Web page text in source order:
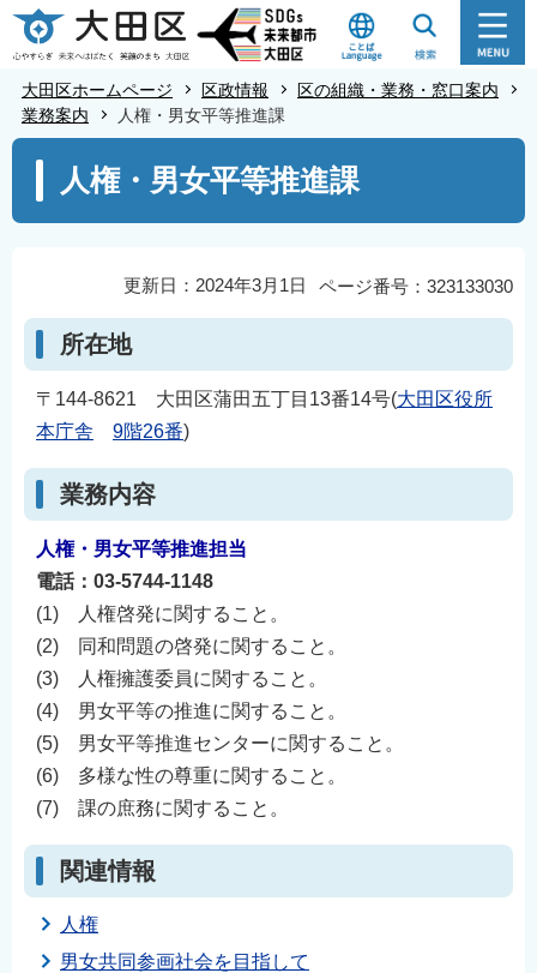
こ
の
ジ
大田区ホームページ 区政情報
区の組織・業務・窓口案内
業務案内
人権・男女平等推進課
こ
ら
人権・男女平等推進課
ページ番号：323133030
更新日：2024年3月1日
所在地
〒144-8621 大田区蒲田五丁目13番14号(大田区役所
本庁舎
9階26番)
業務内容
人権・ 男女平等推進担当
電話：03-5744-1148
(1) 人権啓発に関すること。
(2) 同和問題の啓発に関すること。
(3) 人権擁護委員に関すること。
(4) 男女平等の推進に関すること。
(5) 男女平等推進センターに関すること。
(6) 多様な性の尊重に関すること。
(7) 課の庶務に関すること。
関連情報
人権
男女共同参画社会を目指して